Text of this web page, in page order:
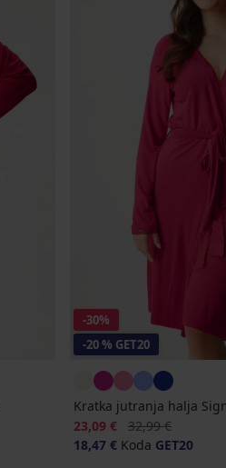
-30%
-20 % GET20
Kratka jutranja halja
Popust
23,09 € Prvotna cena
32,99 €
18,47 €Koda GET20